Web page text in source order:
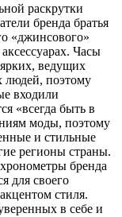
раскрутки
бренда братья
«джинсового»
Часы
ведущих
людей, поэтому
входили
«всегда быть в
моды, поэтому
и стильные
регионы страны.
бренда
для своего
стиля.
в себе и